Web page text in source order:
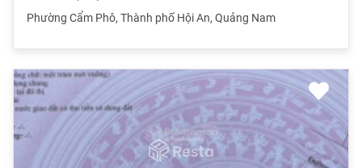
Phường Cẩm Phô, Thành phố Hội An, Quảng Nam